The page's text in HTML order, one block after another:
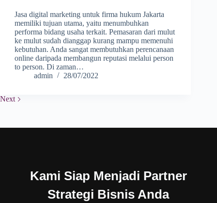
Jasa digital marketing untuk firma hukum Jakarta
memiliki tujuan utama, yaitu menumbuhkan
performa bidang usaha terkait. Pemasaran dari mulut
ke mulut sudah dianggap kurang mampu memenuhi
kebutuhan. Anda sangat membutuhkan perencanaan
online daripada membangun reputasi melalui person
to person. Di zaman…
admin
28/07/2022
Next
Kami Siap Menjadi Partner
Strategi Bisnis Anda